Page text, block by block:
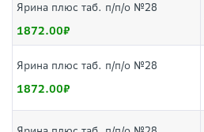
Ярина плюс таб. п/п/о №28
1872.00
Ярина плюс таб. п/п/о №28
1872.00